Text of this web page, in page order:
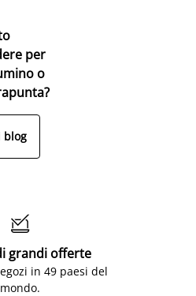
per
o
blog

grandi offerte
in 49 paesi del
mondo.